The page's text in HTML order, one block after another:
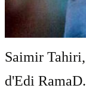
Saimir
d'Edi Rama